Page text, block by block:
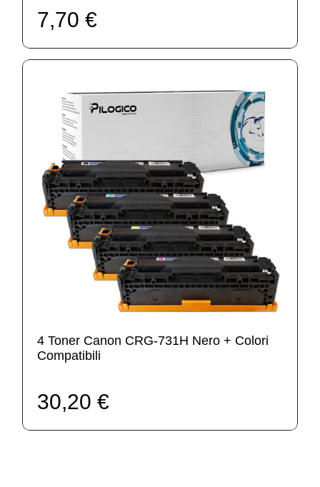
7,70 €
4 Toner Canon CRG-731H Nero + Colori
Compatibili
30,20 €